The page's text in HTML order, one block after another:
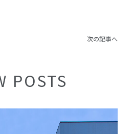
POSTS
次の記事へ